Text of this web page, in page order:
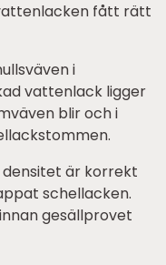
fått rätt
i
vattenlack ligger
blir och i
är korrekt
schellacken.
gesällprovet